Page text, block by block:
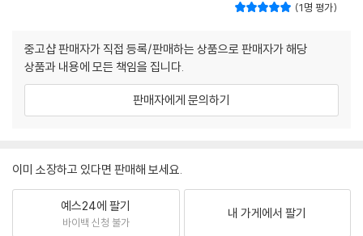
1명 평가
중고샵 판매자가 직접 등록/판매하는 상품으로 판매자가 해당
상품과 내용에 모든 책임을 집니다.
판매자에게 문의하기
이미 소장하고 있다면 판매해 보세요.
예스24에 팔기
바이백 신청 불가
내 가게에서 팔기